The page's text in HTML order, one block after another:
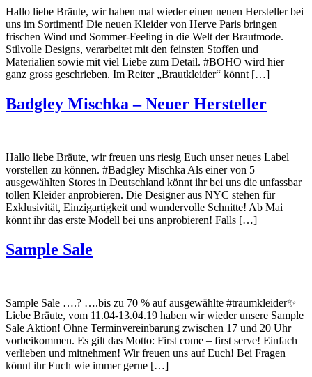
Hallo liebe Bräute, wir haben mal wieder einen neuen Hersteller bei
uns im Sortiment! Die neuen Kleider von Herve Paris bringen
frischen Wind und Sommer-Feeling in die Welt der Brautmode.
Stilvolle Designs, verarbeitet mit den feinsten Stoffen und
Materialien sowie mit viel Liebe zum Detail. #BOHO wird hier
ganz gross geschrieben. Im Reiter „Brautkleider“ könnt […]
Badgley Mischka – Neuer Hersteller
Hallo liebe Bräute, wir freuen uns riesig Euch unser neues Label
vorstellen zu können. #Badgley Mischka Als einer von 5
ausgewählten Stores in Deutschland könnt ihr bei uns die unfassbar
tollen Kleider anprobieren. Die Designer aus NYC stehen für
Exklusivität, Einzigartigkeit und wundervolle Schnitte! Ab Mai
könnt ihr das erste Modell bei uns anprobieren! Falls […]
Sample Sale
Sample Sale ….? ….bis zu 70 % auf ausgewählte #traumkleider✨
Liebe Bräute, vom 11.04-13.04.19 haben wir wieder unsere Sample
Sale Aktion! Ohne Terminvereinbarung zwischen 17 und 20 Uhr
vorbeikommen. Es gilt das Motto: First come – first serve! Einfach
verlieben und mitnehmen! Wir freuen uns auf Euch! Bei Fragen
könnt ihr Euch wie immer gerne […]